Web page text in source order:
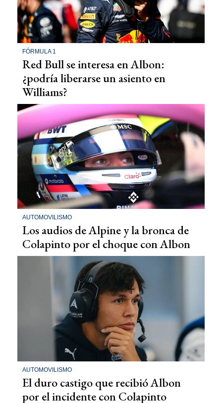
FÓRMULA 1
Red Bull se interesa en Albon:
¿podría liberarse un asiento en
Williams?
AUTOMOVILISMO
Los audios de Alpine y la bronca de
Colapinto por el choque con Albon
AUTOMOVILISMO
El duro castigo que recibió Albon
por el incidente con Colapinto